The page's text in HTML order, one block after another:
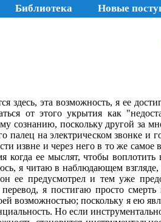
Библиотека Новые
здесь, эта возможность, я ее
от этого укрытия как
сознанию, поскольку другой за
палец на электрическом звонке
извне и через него в то же
когда ее мыслят, чтобы
я читаю в наблюдающем
ее предусмотрел и тем уже
я постигаю просто
возможностью; поскольку я ею
Но если